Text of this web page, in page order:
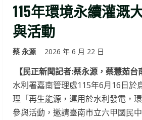
115年環境永續灌溉
與活動
蔡 永源 2026 年 6 月 22 日
【民正新聞記者:蔡永源，蔡慧茹台
水利署嘉南管理處115年6月16日於
理「再生能源，運用於水利發電，
參與活動，邀請臺南市立六甲國民